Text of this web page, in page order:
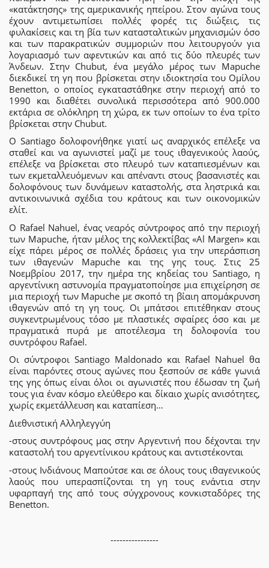
«κατάκτησης» της αμερικανικής ηπείρου. Στον αγώνα τους
έχουν αντιμετωπίσει πολλές φορές τις διώξεις, τις
φυλακίσεις και τη βία των κατασταλτικών μηχανισμών όσο
και των παρακρατικών συμμοριών που λειτουργούν για
λογαριασμό των αφεντικών και από τις δύο πλευρές των
Άνδεων. Στην Chubut, ένα μεγάλο μέρος των Mapuche
διεκδικεί τη γη που βρίσκεται στην ιδιοκτησία του Ομίλου
Benetton, ο οποίος εγκαταστάθηκε στην περιοχή από το
1990 και διαθέτει συνολικά περισσότερα από 900.000
εκτάρια σε ολόκληρη τη χώρα, εκ των οποίων το ένα τρίτο
βρίσκεται στην Chubut.
Ο Santiago δολοφονήθηκε γιατί ως αναρχικός επέλεξε να
σταθεί και να αγωνιστεί μαζί με τους ιθαγενικούς λαούς,
επέλεξε να βρίσκεται στο πλευρό των καταπιεσμένων και
των εκμεταλλευόμενων και απέναντι στους βασανιστές και
δολοφόνους των δυνάμεων καταστολής, στα ληστρικά και
αντικοινωνικά σχέδια του κράτους και των οικονομικών
ελίτ.
Ο Rafael Nahuel, ένας νεαρός σύντροφος από την περιοχή
των Mapuche, ήταν μέλος της κολλεκτίβας «Al Margen» και
είχε πάρει μέρος σε πολλές δράσεις για την υπεράσπιση
των ιθαγενών Mapuche και της γης τους. Στις 25
Νοεμβρίου 2017, την ημέρα της κηδείας του Santiago, η
αργεντίνικη αστυνομία πραγματοποίησε μια επιχείρηση σε
μια περιοχή των Mapuche με σκοπό τη βίαιη απομάκρυνση
ιθαγενών από τη γη τους. Οι μπάτσοι επιτέθηκαν στους
συγκεντρωμένους τόσο με πλαστικές σφαίρες όσο και με
πραγματικά πυρά με αποτέλεσμα τη δολοφονία του
συντρόφου Rafael.
Οι σύντροφοι Santiago Maldonado και Rafael Nahuel θα
είναι παρόντες στους αγώνες που ξεσπούν σε κάθε γωνιά
της γης όπως είναι όλοι οι αγωνιστές που έδωσαν τη ζωή
τους για έναν κόσμο ελεύθερο και δίκαιο χωρίς ανισότητες,
χωρίς εκμετάλλευση και καταπίεση…
Διεθνιστική Αλληλεγγύη
-στους συντρόφους μας στην Αργεντινή που δέχονται την
καταστολή του αργεντίνικου κράτους και αντιστέκονται
-στους Ινδιάνους Μαπούτσε και σε όλους τους ιθαγενικούς
λαούς που υπερασπίζονται τη γη τους ενάντια στην
υφαρπαγή της από τους σύγχρονους κονκισταδόρες της
Benetton.
----------------